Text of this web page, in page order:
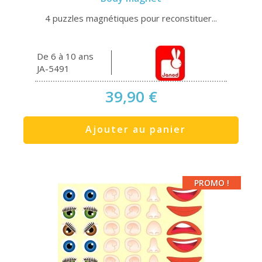
4 puzzles magnétiques pour reconstituer...
De 6 à 10 ans
JA-5491
39,90 €
Ajouter au panier
PROMO !